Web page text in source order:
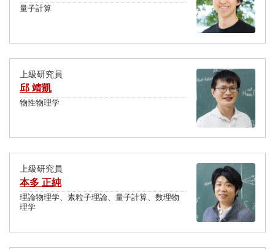
量子計算
上級研究員
邱 靖凱
物性物理学
上級研究員
本多 正純
理論物理学、素粒子理論、量子計算、数理物
理学